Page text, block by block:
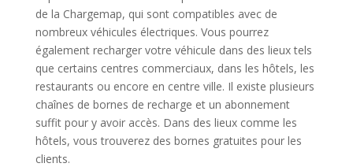
de la Chargemap, qui sont compatibles avec de
nombreux véhicules électriques. Vous pourrez
également recharger votre véhicule dans des lieux tels
que certains centres commerciaux, dans les hôtels, les
restaurants ou encore en centre ville. Il existe plusieurs
chaînes de bornes de recharge et un abonnement
suffit pour y avoir accès. Dans des lieux comme les
hôtels, vous trouverez des bornes gratuites pour les
clients.